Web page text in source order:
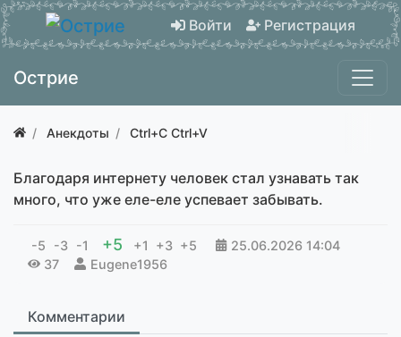
Войти Регистрация
Острие
Анекдоты Ctrl+C Ctrl+V
Благодаря интернету человек стал узнавать так
много, что уже еле-еле успевает забывать.
-5 -3 -1 +5 +1 +3 +5 25.06.2026 14:04
37
Eugene1956
Комментарии